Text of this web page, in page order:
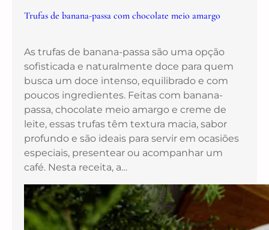
Trufas de banana-passa com chocolate meio amargo
As trufas de banana-passa são uma opção
sofisticada e naturalmente doce para quem
busca um doce intenso, equilibrado e com
poucos ingredientes. Feitas com banana-
passa, chocolate meio amargo e creme de
leite, essas trufas têm textura macia, sabor
profundo e são ideais para servir em ocasiões
especiais, presentear ou acompanhar um
café. Nesta receita, a…